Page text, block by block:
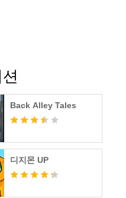
Back Alley Tales
디지몬 UP